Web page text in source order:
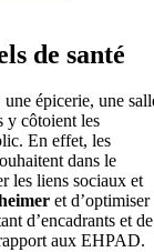
de santé
épicerie, une
y côtoient les
En effet, les
dans le
les liens sociaux et
et d’optimiser
d’encadrants et de
aux EHPAD.